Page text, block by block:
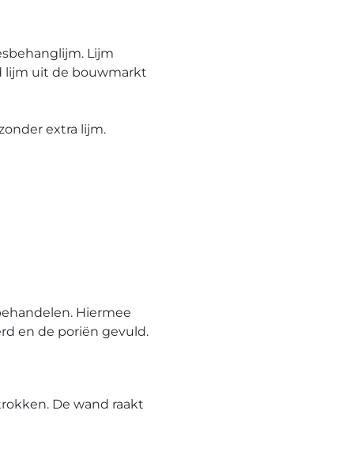
Lijm
lijm uit de bouwmarkt
extra lijm.
Hiermee
en de poriën gevuld.
De wand raakt